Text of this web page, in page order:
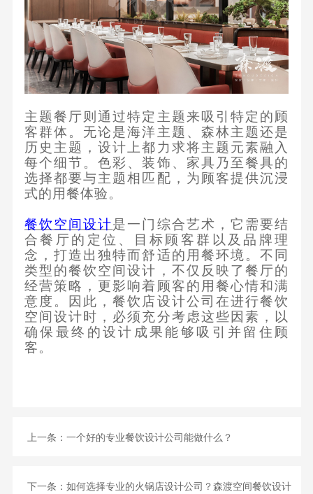
主题餐厅则通过特定主题来吸引特定的顾
客群体。无论是海洋主题、森林主题还是
历史主题，设计上都力求将主题元素融入
每个细节。色彩、装饰、家具乃至餐具的
选择都要与主题相匹配，为顾客提供沉浸
式的用餐体验。
餐饮空间设计是一门综合艺术，它需要结
合餐厅的定位、目标顾客群以及品牌理
念，打造出独特而舒适的用餐环境。不同
类型的餐饮空间设计，不仅反映了餐厅的
经营策略，更影响着顾客的用餐心情和满
意度。因此，餐饮店设计公司在进行餐饮
空间设计时，必须充分考虑这些因素，以
确保最终的设计成果能够吸引并留住顾
客。
上一条： 一个好的专业餐饮设计公司能做什么？
下一条： 如何选择专业的火锅店设计公司？森渡空间餐饮设计